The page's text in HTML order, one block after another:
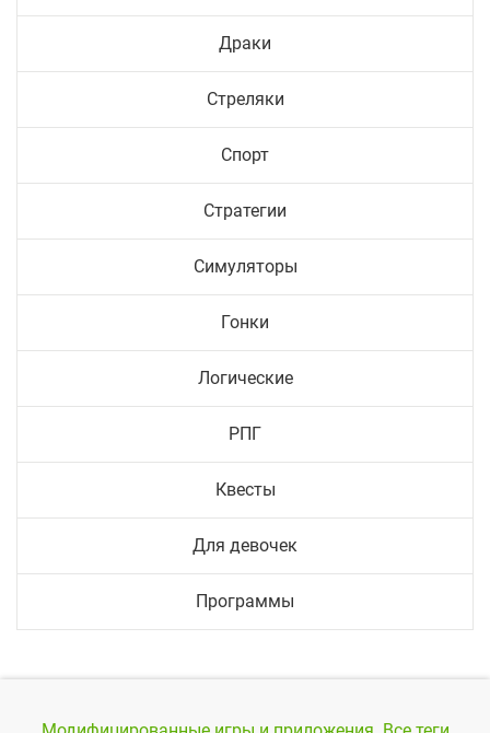
Драки
Стреляки
Спорт
Стратегии
Симуляторы
Гонки
Логические
РПГ
Квесты
Для девочек
Программы